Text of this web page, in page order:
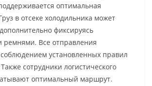
оптимальная
в отсеке холодильника может
фиксируясь
Все отправления
соблюдением установленных правил
сотрудники логистического
оптимальный маршрут.